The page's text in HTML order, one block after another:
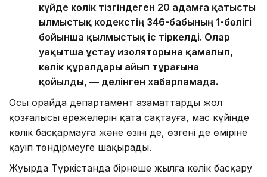
күйде көлік тізгіндеген 20 адамға қатысты
Қылмыстық кодекстің 346-бабының 1-бөлігі
бойынша қылмыстық іс тіркелді. Олар
уақытша ұстау изоляторына қамалып,
көлік құралдары айып тұрағына
қойылды, — делінген хабарламада.
Осы орайда департамент азаматтарды жол
қозғалысы ережелерін қатаң сақтауға, мас күйінде
көлік басқармауға және өзінің де, өзгенің де өміріне
қауіп төндірмеуге шақырады.
Жуырда Түркістанда бірнеше жылға көлік басқару